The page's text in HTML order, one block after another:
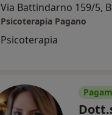
Via Battindarno 159/5,
Psicoterapia Pagano
Psicoterapia